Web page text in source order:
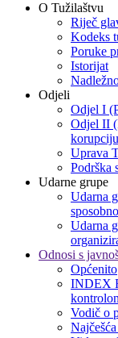
O Tužilaštvu
Riječ
Kodeks
Poruke
Istorijat
Odjeli
Odjel I
Odjel II
Uprava
Podrška
Udarne grupe
Udarna
Udarna
Odnosi s
Općenito
INDEX
Vodič o